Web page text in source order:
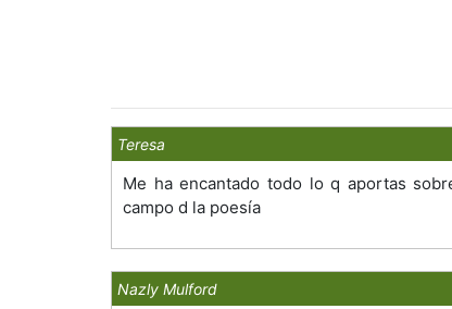
Teresa
Me ha encantado todo lo q aportas
campo d la poesía
Nazly Mulford